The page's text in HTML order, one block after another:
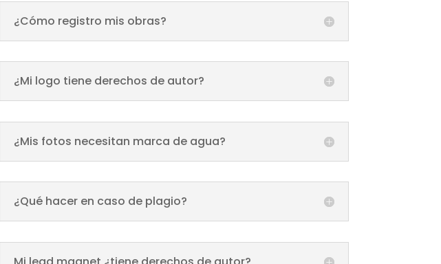
¿Cómo registro mis obras?
¿Mi logo tiene derechos de autor?
¿Mis fotos necesitan marca de agua?
¿Qué hacer en caso de plagio?